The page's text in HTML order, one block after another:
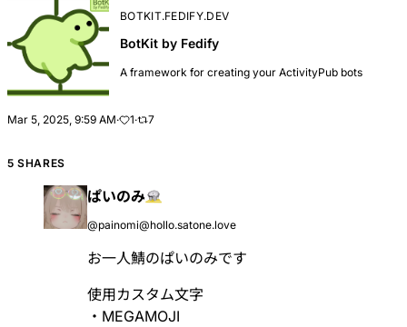
BOTKIT.FEDIFY.DEV
BotKit by Fedify
A framework for creating your ActivityPub bots
Mar 5, 2025, 9:59 AM· 1· 7
5 SHARES
ぱいのみ
@painomi@hollo.satone.love
お一人鯖のぱいのみです
使用カスタム文字
・MEGAMOJI